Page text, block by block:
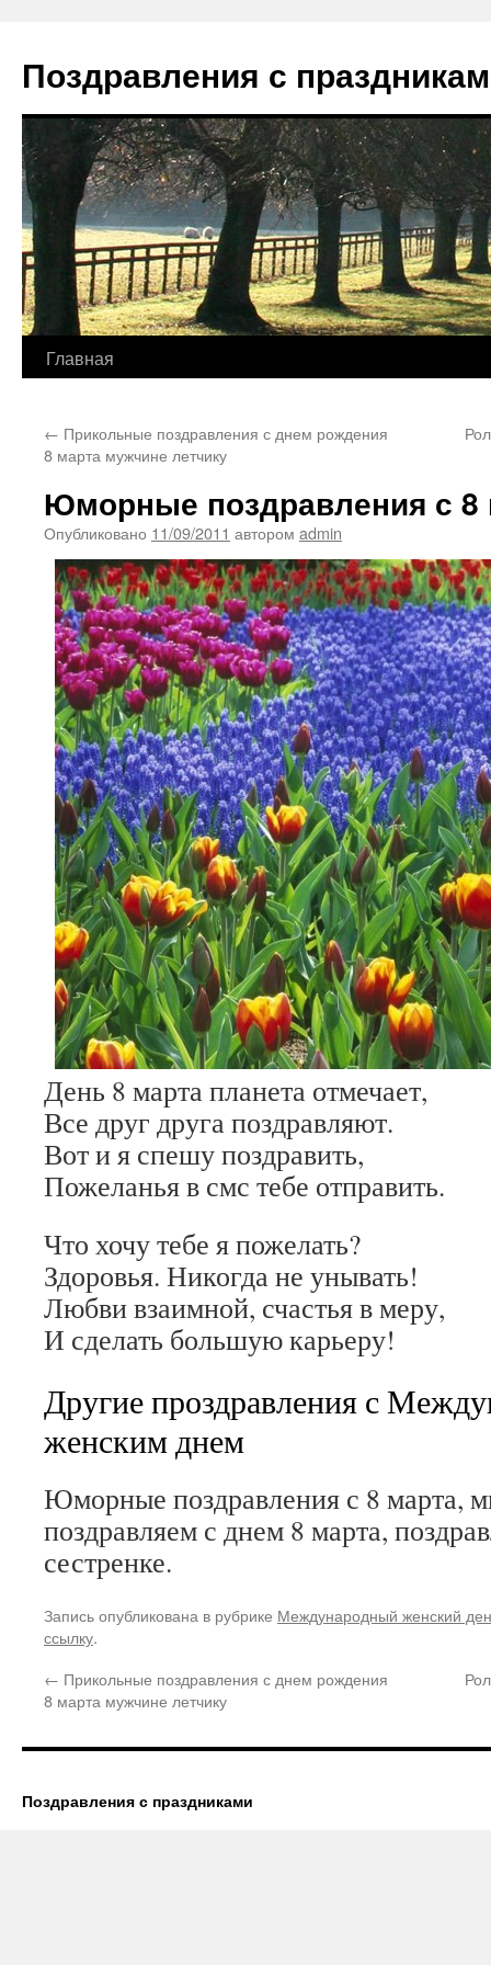
содержимому
Поздравления с
Главная
← Прикольные поздравления с днем рождения
8 марта мужчине летчику
Юморные поздравления с 8
Опубликовано 11/09/2011 автором admin
День 8 марта планета отмечает,
Все друг друга поздравляют.
Вот и я спешу поздравить,
Пожеланья в смс тебе отправить.
Что хочу тебе я пожелать?
Здоровья. Никогда не унывать!
Любви взаимной, счастья в меру,
И сделать большую карьеру!
Другие проздравления с
женским днем
Юморные поздравления с 8 марта,
поздравляем с днем 8 марта,
сестренке.
Запись опубликована в рубрике Международный женский
ссылку.
← Прикольные поздравления с днем рождения
8 марта мужчине летчику
Поздравления с праздниками